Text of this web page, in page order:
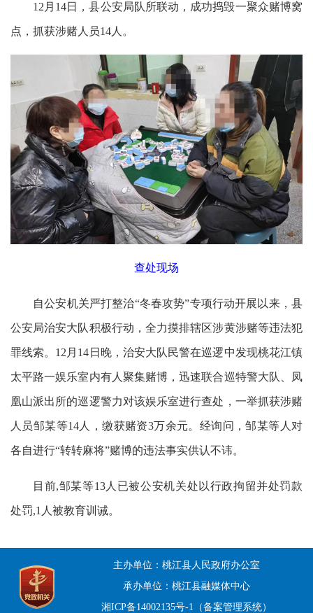
12月14日，县公安局队所联动，成功捣毁一聚众赌博窝
点，抓获涉赌人员14人。
查处现场
自公安机关严打整治“冬春攻势”专项行动开展以来，县
公安局治安大队积极行动，全力摸排辖区涉黄涉赌等违法犯
罪线索。12月14日晚，治安大队民警在巡逻中发现桃花江镇
太平路一娱乐室内有人聚集赌博，迅速联合巡特警大队、凤
凰山派出所的巡逻警力对该娱乐室进行查处，一举抓获涉赌
人员邹某等14人，缴获赌资3万余元。经询问，邹某等人对
各自进行“转转麻将”赌博的违法事实供认不讳。
目前,邹某等13人已被公安机关处以行政拘留并处罚款
处罚,1人被教育训诫。
主办单位：桃江县人民政府办公室
承办单位：桃江县融媒体中心
湘ICP备14002135号-1（备案管理系统）